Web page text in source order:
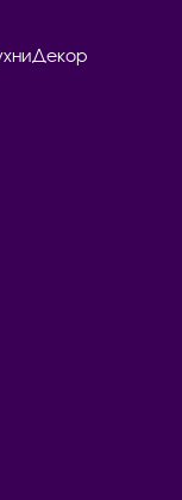
Декор